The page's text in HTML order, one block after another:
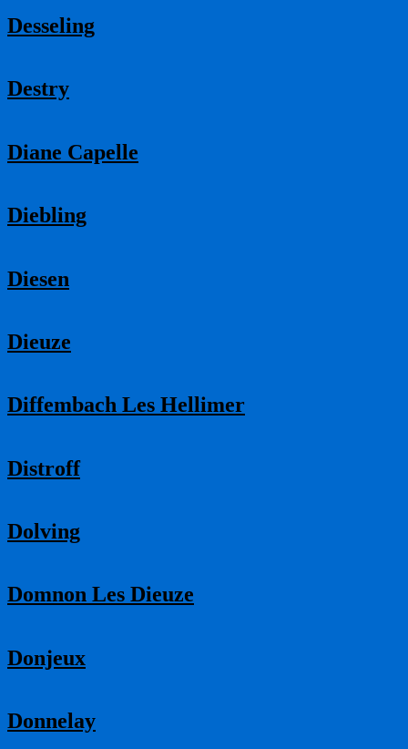
Desseling
Destry
Diane Capelle
Diebling
Diesen
Dieuze
Diffembach Les Hellimer
Distroff
Dolving
Domnon Les Dieuze
Donjeux
Donnelay